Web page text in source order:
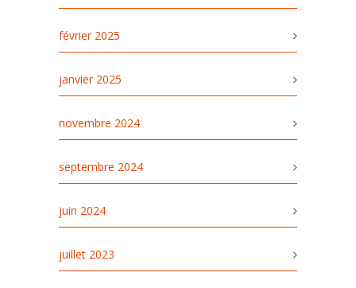
février 2025
janvier 2025
novembre 2024
septembre 2024
juin 2024
juillet 2023